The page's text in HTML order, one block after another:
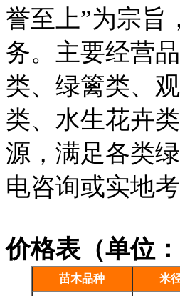
誉至上”为宗旨
务。主要经营
类、绿篱类、
类、水生花卉
源，满足各类
电咨询或实地
价格表（单位：
苗木品种 米